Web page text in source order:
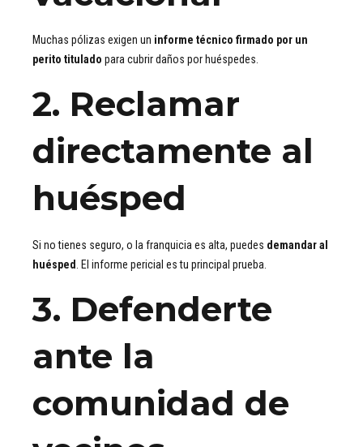
Muchas pólizas exigen un informe técnico firmado por un
perito titulado para cubrir daños por huéspedes.
2. Reclamar
directamente al
huésped
Si no tienes seguro, o la franquicia es alta, puedes demandar al
huésped. El informe pericial es tu principal prueba.
3. Defenderte
ante la
comunidad de